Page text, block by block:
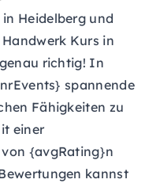
Heidelberg und
Kurs in
richtig! In
spannende
Fähigkeiten zu
einer
{avgRating}n
kannst